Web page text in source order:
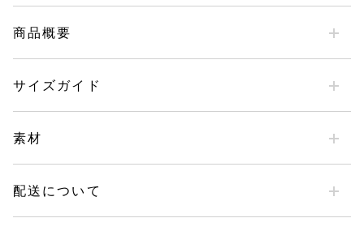
商品概要
サイズガイド
素材
配送について